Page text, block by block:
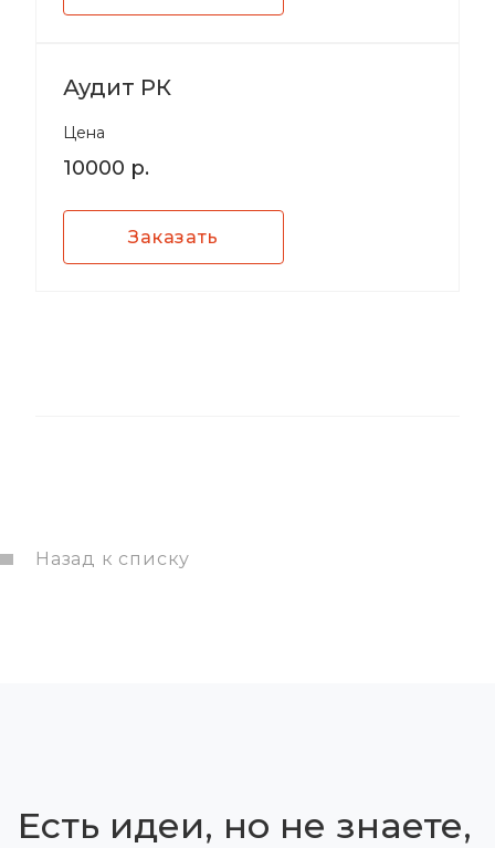
Аудит РК
Цена
10000 р.
Заказать
Назад к списку
Есть идеи, но не знаете,